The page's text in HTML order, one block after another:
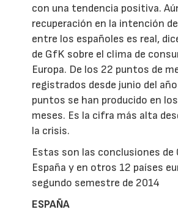
con una tendencia positiva.
recuperación en la intención
entre los españoles es real,
de GfK sobre el clima de
Europa. De los 22 puntos de
registrados desde junio del
puntos se han producido en
meses. Es la cifra más alta
la crisis.
Estas son las conclusiones de
España y en otros 12 países
segundo semestre de 2014
ESPAÑA